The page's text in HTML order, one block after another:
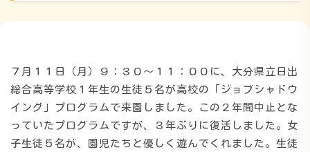
７月１１日（月）９：３０～１１：００に、大分県立日出
総合高等学校１年生の生徒５名が高校の「ジョブシャドウ
イング」プログラムで来園しました。この２年間中止とな
っていたプログラムですが、３年ぶりに復活しました。女
子生徒５名が、園児たちと優しく遊んでくれました。生徒
年間行事